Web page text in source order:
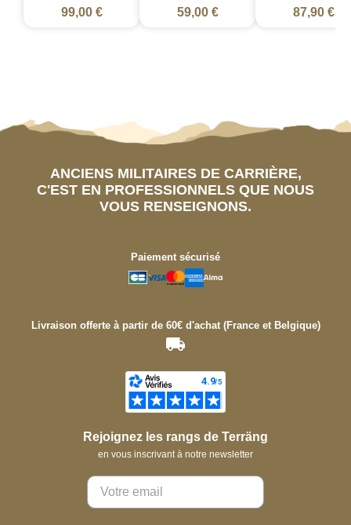
99,00 € 59,00 € 87,90 €
ANCIENS MILITAIRES DE CARRIÈRE,
C'EST EN PROFESSIONNELS QUE NOUS
VOUS RENSEIGNONS.
Paiement sécurisé
Livraison offerte à partir de 60€ d'achat (France et Belgique)
Rejoignez les rangs de Terräng
en vous inscrivant à notre newsletter